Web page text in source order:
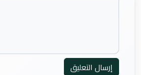
إرسال التعليق